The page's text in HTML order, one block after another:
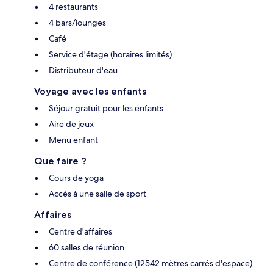
4 restaurants
4 bars/lounges
Café
Service d'étage (horaires limités)
Distributeur d'eau
Voyage avec les enfants
Séjour gratuit pour les enfants
Aire de jeux
Menu enfant
Que faire ?
Cours de yoga
Accès à une salle de sport
Affaires
Centre d'affaires
60 salles de réunion
Centre de conférence (12542 mètres carrés d'espace)